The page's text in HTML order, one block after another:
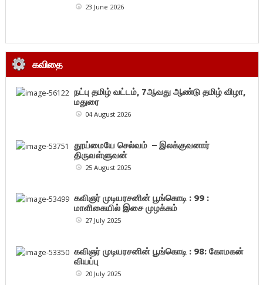
23 June 2026
கவிதை
நட்பு தமிழ் வட்டம், 7ஆவது ஆண்டு தமிழ் விழா,
மதுரை
04 August 2026
தூய்மையே செல்வம் – இலக்குவனார்
திருவள்ளுவன்
25 August 2025
கவிஞர் முடியரசனின் பூங்கொடி : 99 :
மாளிகையில் இசை முழக்கம்
27 July 2025
கவிஞர் முடியரசனின் பூங்கொடி : 98: கோமகன்
வியப்பு
20 July 2025